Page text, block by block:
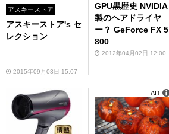
アスキーストア
アスキーストア's セ
レクション
2015年09月03日 15:07
GPU黒歴史 NVIDIA
製のヘアドライヤ
ー？ GeForce FX 5
800
2012年04月02日 12:00
AD